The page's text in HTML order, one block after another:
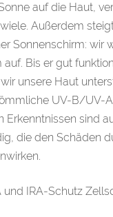
auf die Haut,
Außerdem
Sonnenschirm: wir
auf. Bis er gut
unsere Haut
UV-B/UV-
Erkenntnissen sind
die den Schäden
IRA-Schutz